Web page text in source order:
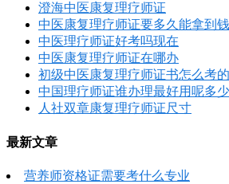
澄海中医康复理疗师证
中医康复理疗师证要多久能拿到钱
中医理疗师证好考吗现在
中医康复理疗师证在哪办
初级中医康复理疗师证书怎么考
中国理疗师证谁办理最好用呢多
人社双章康复理疗师证尺寸
最新文章
营养师资格证需要考什么专业